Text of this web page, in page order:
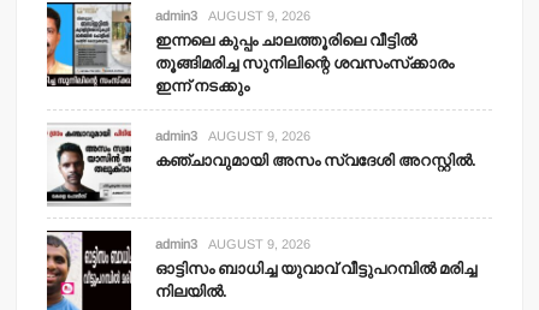
admin3 AUGUST 9, 2026
ഇന്നലെ കുപ്പം ചാലത്തൂരിലെ വീട്ടില്‍
തൂങ്ങിമരിച്ച സുനിലിന്റെ ശവസംസ്‌ക്കാരം
ഇന്ന് നടക്കും
admin3 AUGUST 9, 2026
കഞ്ചാവുമായി അസം സ്വദേശി അറസ്റ്റില്‍.
admin3 AUGUST 9, 2026
ഓട്ടിസം ബാധിച്ച യുവാവ് വീട്ടുപറമ്പില്‍ മരിച്ച
നിലയില്‍.